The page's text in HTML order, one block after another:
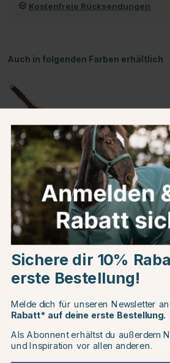
Kostenfreie Rücksendungen
Auch in folgenden Farben erhältlich
Produktinformationen
Über die Marke
Kundenbewertungen
Andere Produkte, die Ihnen
Choose country
EU
CHANGE COUNTRY
Continue to
Sichere dir 10%
erste Bestellung!
Melde dich für unseren Newsletter
Rabatt* auf deine erste Bestellung.
Als Abonnent erhältst du außerdem
und Inspiration vor allen anderen.